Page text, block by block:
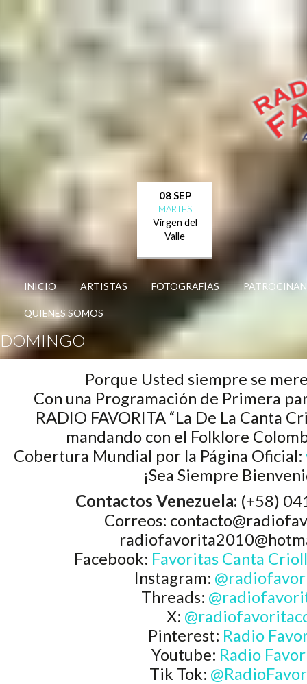
08 SEP
MARTES
Virgen del
Valle
INICIO ARTISTAS FOTOGRAFÍAS
QUIENES SOMOS
DOMINGO
Porque Usted siempre se
Con una Programación de Primera
RADIO FAVORITA “La De La Canta
mandando con el Folklore
Cobertura Mundial por la Página Oficial:
¡Sea Siempre
Contactos Venezuela: (+58)
Correos:
Facebook: Favoritas Canta
Instagram:
Threads:
X:
Pinterest: Radio
Youtube: Radio
Tik Tok: